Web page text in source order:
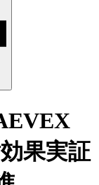
果実証